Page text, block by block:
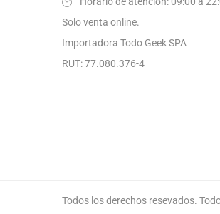
Solo venta online.
Importadora Todo Geek SPA
RUT: 77.080.376-4
Todos los derechos resevados.